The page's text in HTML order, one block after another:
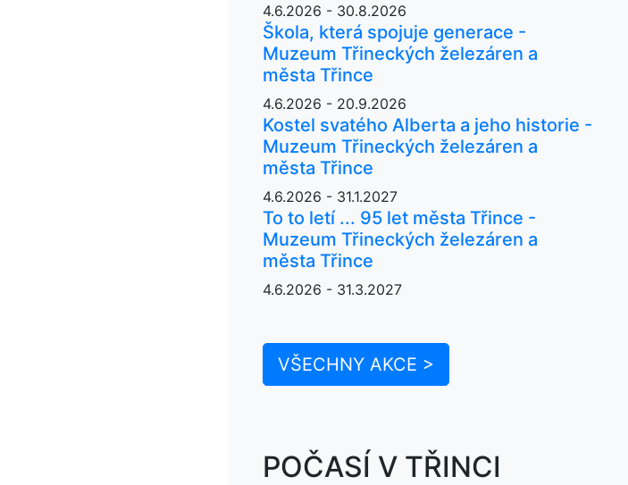
4.6.2026 - 30.8.2026
Škola, která spojuje generace -
Muzeum Třineckých železáren a
města Třince
4.6.2026 - 20.9.2026
Kostel svatého Alberta a jeho historie -
Muzeum Třineckých železáren a
města Třince
4.6.2026 - 31.1.2027
To to letí ... 95 let města Třince -
Muzeum Třineckých železáren a
města Třince
4.6.2026 - 31.3.2027
VŠECHNY AKCE >
POČASÍ V TŘINCI